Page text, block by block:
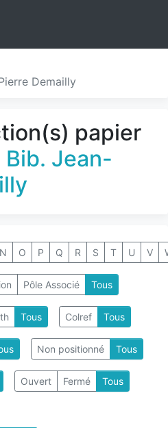
Demailly
papier
Jean-
N O P Q R S T U V
Pôle Associé Tous
Tous Colref Tous
Non positionné Tous
Ouvert Fermé Tous